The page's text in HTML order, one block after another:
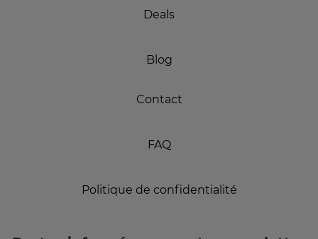
Deals
Blog
Contact
FAQ
Politique de confidentialité